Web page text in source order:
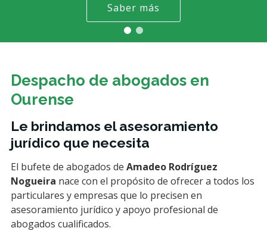
Saber más
Despacho de abogados en
Ourense
Le brindamos el asesoramiento
jurídico que necesita
El bufete de abogados deAmadeo Rodríguez
Nogueira nace con el propósito de ofrecer a todos los
particulares y empresas que lo precisen en
asesoramiento jurídico y apoyo profesional de
abogados cualificados.